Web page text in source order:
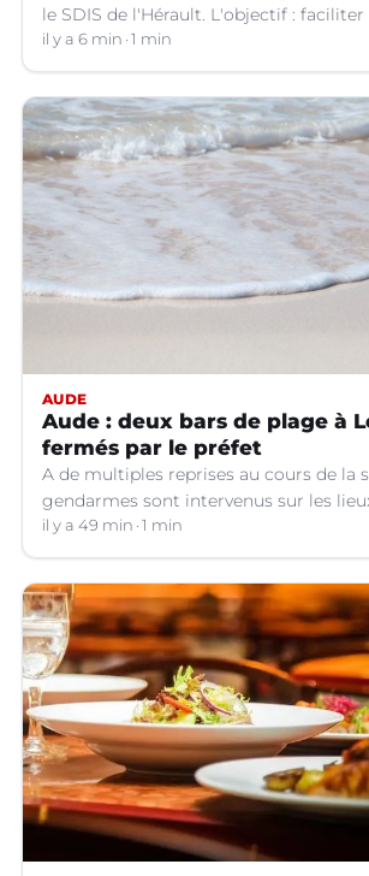
le SDIS de l'Hérault. L'objectif :
des salariés de l'entreprise engagés en
sapeurs-pompiers volontaires.
il y a 6 min 1 min
AUDE
Aude : deux bars de plage à
fermés par le préfet
A de multiples reprises au cours de la
gendarmes sont intervenus sur les
de violences, de consommation
tapage, de stationnement...
il y a 49 min 1 min